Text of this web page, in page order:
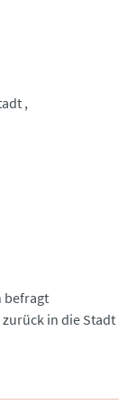
befragt
in die Stadt